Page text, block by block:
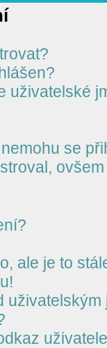
uživatelské
se
ale je to
uživatelským